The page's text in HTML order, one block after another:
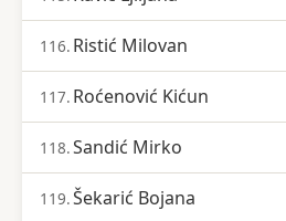
116. Ristić Milovan
117. Roćenović Kićun
118.Sandić Mirko
119.Šekarić Bojana